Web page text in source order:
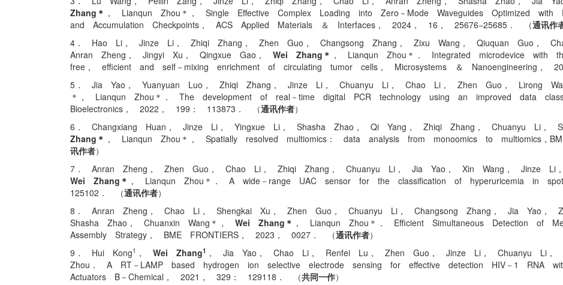
Zhang＊ ， Lianqun Zhou＊， Single Effective Complex Loading into Zero－Mode Waveguides Optimized with
and Accumulation Checkpoints， ACS Applied Materials ＆ Interfaces， 2024， 16， 25676−25685． （通讯作
4． Hao Li， Jinze Li， Zhiqi Zhang， Zhen Guo， Changsong Zhang， Zixu Wang， Qiuquan Guo，
Anran Zheng， Jingyi Xu， Qingxue Gao， Wei Zhang＊ ， Lianqun Zhou＊． Integrated microdevice with
free， efficient and self－mixing enrichment of circulating tumor cells， Microsystems ＆ Nanoengineering，
5． Jia Yao， Yuanyuan Luo， Zhiqi Zhang， Jinze Li， Chuanyu Li， Chao Li， Zhen Guo， Lirong
＊， Lianqun Zhou＊． The development of real－time digital PCR technology using an improved data
Bioelectronics， 2022， 199： 113873． （通讯作者）
6． Changxiang Huan， Jinze Li， Yingxue Li， Shasha Zhao， Qi Yang， Zhiqi Zhang， Chuanyu Li
Zhang＊ ， Lianqun Zhou＊， Spatially resolved multiomics： data analysis from monoomics to multiomics，
讯作者）
7． Anran Zheng， Zhen Guo， Chao Li， Zhiqi Zhang， Chuanyu Li， Jia Yao， Xin Wang， Jinze Li
Wei Zhang＊ ， Lianqun Zhou＊． A wide－range UAC sensor for the classification of hyperuricemia in
125102． （通讯作者）
8． Anran Zheng， Chao Li， Shengkai Xu， Zhen Guo， Chuanyu Li， Changsong Zhang， Jia Yao，
Shasha Zhao， Chuanxin Wang＊， Wei Zhang＊ ， Lianqun Zhou＊． Efficient Simultaneous Detection of
Assembly Strategy， BME FRONTIERS， 2023， 0027． （通讯作者）
9． Hui Kong1 ， Wei Zhang1 ， Jia Yao， Chao Li， Renfei Lu， Zhen Guo， Jinze Li， Chuanyu Li，
Zhou． A RT－LAMP based hydrogen ion selective electrode sensing for effective detection HIV－1 RNA
Actuators B－Chemical， 2021， 329： 129118． （共同一作）